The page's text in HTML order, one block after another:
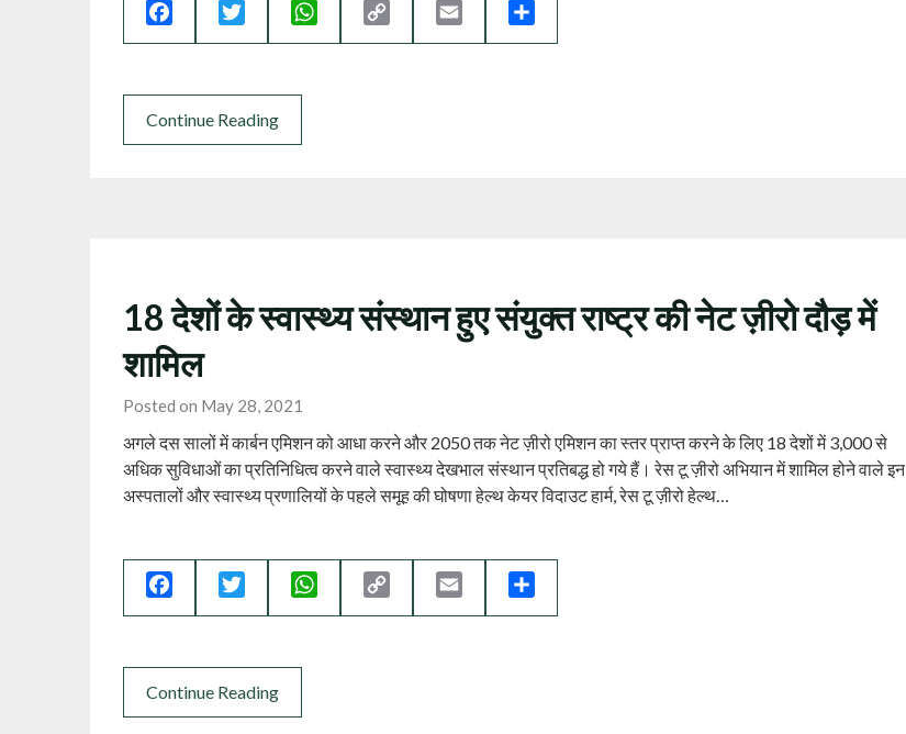
Facebook Twitter WhatsApp
Link
Continue Reading
18 देशों के स्वास्थ्य संस्थान हुए संयुक्त राष्ट्र की नेट ज़ीरो दौड़ में
शामिल
Posted on May 28, 2021
अगले दस सालों में कार्बन एमिशन को आधा करने और 2050 तक नेट ज़ीरो एमिशन का स्तर प्राप्त करने के लिए 18 देशों में 3,000 से
अधिक सुविधाओं का प्रतिनिधित्व करने वाले स्वास्थ्य देखभाल संस्थान प्रतिबद्ध हो गये हैं। रेस टू ज़ीरो अभियान में शामिल होने वाले इन
अस्पतालों और स्वास्थ्य प्रणालियों के पहले समूह की घोषणा हेल्थ केयर विदाउट हार्म, रेस टू ज़ीरो हेल्थ…
Facebook Twitter WhatsApp
Link
Continue Reading